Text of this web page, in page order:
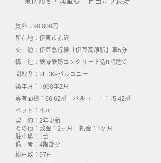
賃料：90,000円
所在地：伊東市赤沢
交 通：伊豆急行線「伊豆高原駅」車5分
構 造：鉄骨鉄筋コンクリート造8階建て
間取り：2LDK+バルコニー
築年月：1990年2月
専有面積：66.62㎡ バルコニー：15.42㎡
ペット：不可
契 約：2年更新
その他：敷金：2ヶ月​ 礼金：1ケ月
​駐車場：1台
備 考：4階部分
総戸数：97戸